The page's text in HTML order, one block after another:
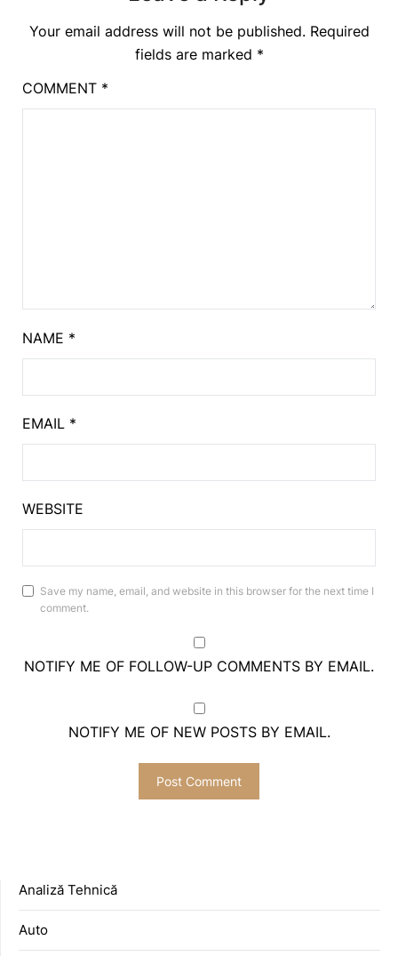
Your email address will not be published. Required
fields are marked *
COMMENT *
NAME *
EMAIL *
WEBSITE
Save my name, email, and website in this browser for the next time I
comment.
NOTIFY ME OF FOLLOW-UP COMMENTS BY EMAIL.
NOTIFY ME OF NEW POSTS BY EMAIL.
Analiză Tehnică
Auto